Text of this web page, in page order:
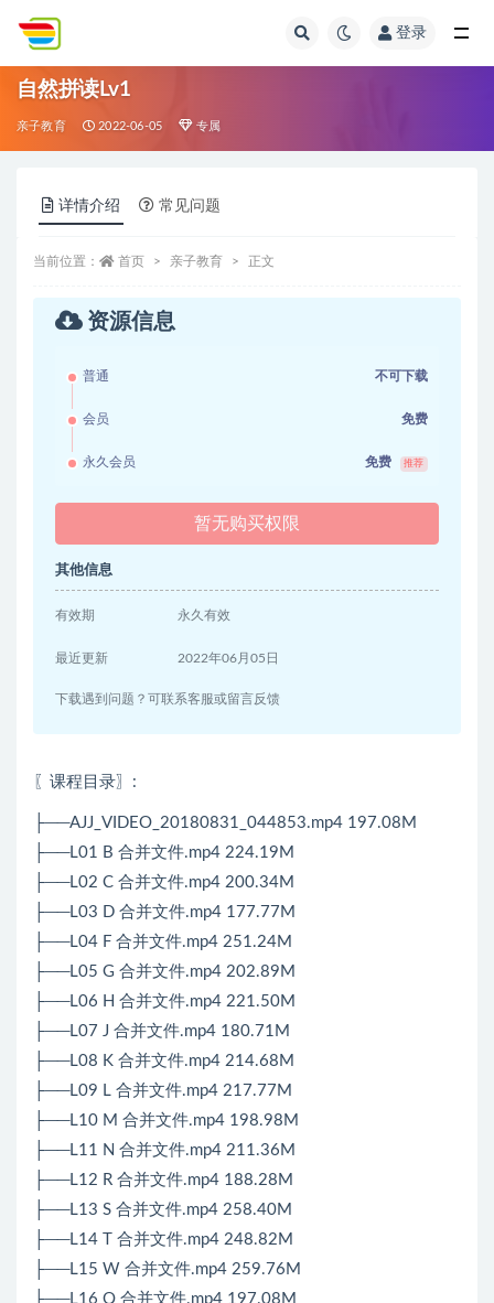
登录
自然拼读Lv1
亲子教育 2022-06-05 专属
详情介绍 常见问题
当前位置： 首页 亲子教育 正文
资源信息
普通 不可下载
会员 免费
永久会员 免费 推荐
暂无购买权限
其他信息
有效期 永久有效
最近更新 2022年06月05日
下载遇到问题？可联系客服或留言反馈
〖课程目录〗:
├──AJJ_VIDEO_20180831_044853.mp4 197.08M
├──L01 B 合并文件.mp4 224.19M
├──L02 C 合并文件.mp4 200.34M
├──L03 D 合并文件.mp4 177.77M
├──L04 F 合并文件.mp4 251.24M
├──L05 G 合并文件.mp4 202.89M
├──L06 H 合并文件.mp4 221.50M
├──L07 J 合并文件.mp4 180.71M
├──L08 K 合并文件.mp4 214.68M
├──L09 L 合并文件.mp4 217.77M
├──L10 M 合并文件.mp4 198.98M
├──L11 N 合并文件.mp4 211.36M
├──L12 R 合并文件.mp4 188.28M
├──L13 S 合并文件.mp4 258.40M
├──L14 T 合并文件.mp4 248.82M
├──L15 W 合并文件.mp4 259.76M
├──L16 Q 合并文件.mp4 197.08M